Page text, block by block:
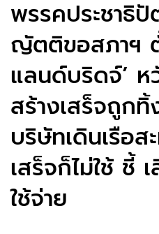
พรรคประชาธิ
ญัตติขอสภาฯ
แลนด์บริดจ์’ ห
สร้างเสร็จถูกทิ้
บริษัทเดินเรือส
เสร็จก็ไม่ใช้ ชี้
ใช้จ่าย